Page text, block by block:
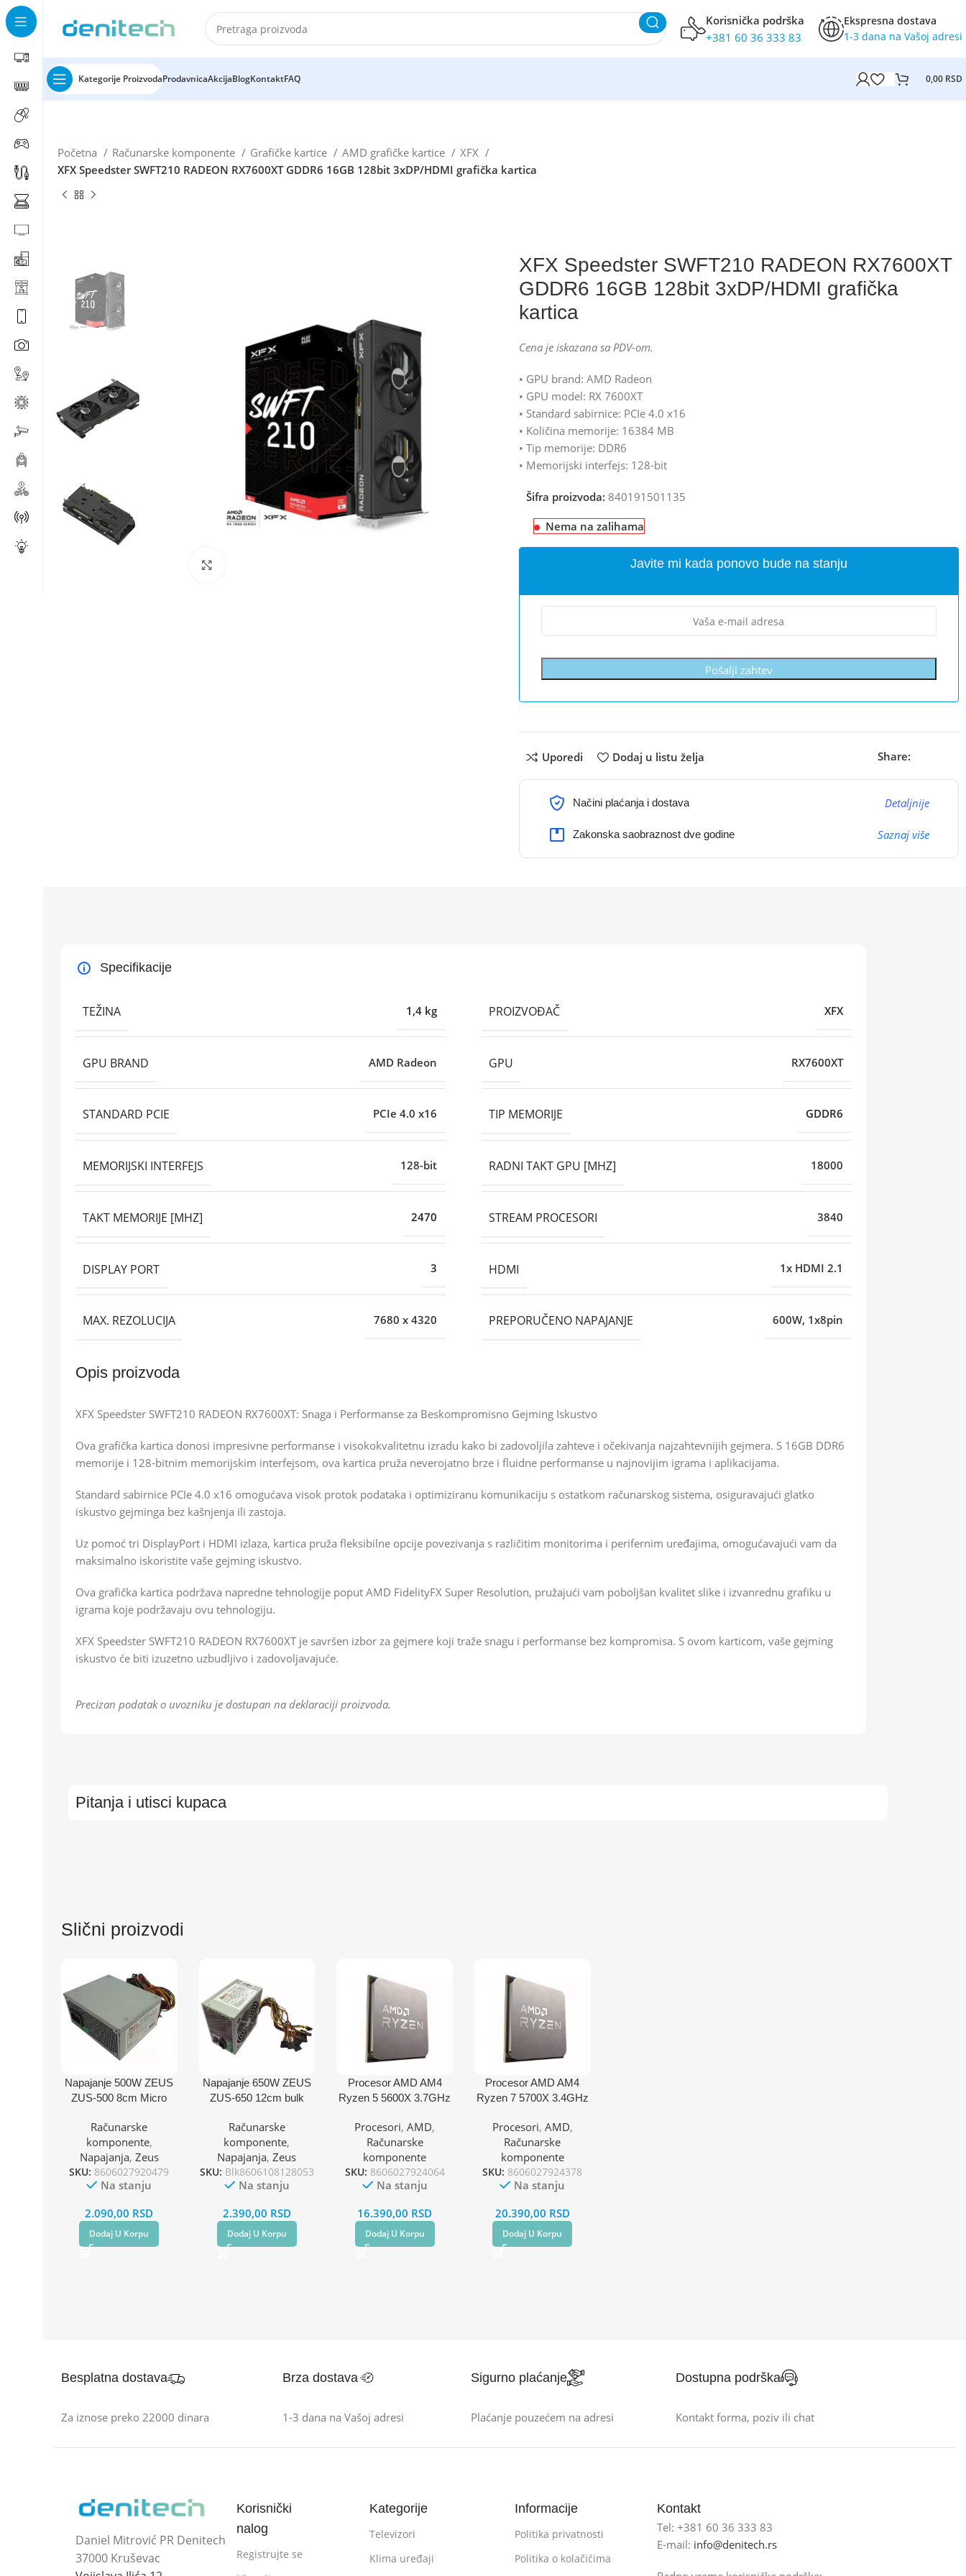
Korisnička podrška
+381 60 36 333 83
Ekspresna dostava
1-3 dana na Vašoj adresi
Kategorije ProizvodaProdavnicaAkcijaBlogKontaktFAQ 0,00 RSD
Početna Računarske komponente Grafičke kartice AMD grafičke kartice
XFX
XFX Speedster SWFT210 RADEON RX7600XT GDDR6 16GB 128bit 3xDP/HDMI grafička kartica
XFX Speedster SWFT210 RADEON RX7600XT
GDDR6 16GB 128bit 3xDP/HDMI grafička
kartica
Cena je iskazana sa PDV-om.
• GPU brand: AMD Radeon
• GPU model: RX 7600XT
• Standard sabirnice: PCIe 4.0 x16
• Količina memorije: 16384 MB
• Tip memorije: DDR6
• Memorijski interfejs: 128-bit
Šifra proizvoda: 840191501135
Nema na zalihama
Javite mi kada ponovo bude na stanju
Pošalji zahtev
Uporedi Dodaj u listu želja Share:
Načini plaćanja i dostava Detaljnije
Zakonska saobraznost dve godine Saznaj više
Specifikacije
TEŽINA 1,4 kg PROIZVOĐAČ XFX
GPU BRAND AMD Radeon GPU RX7600XT
STANDARD PCIE PCIe 4.0 x16 TIP MEMORIJE GDDR6
MEMORIJSKI INTERFEJS 128-bit RADNI TAKT GPU [MHZ] 18000
TAKT MEMORIJE [MHZ] 2470 STREAM PROCESORI 3840
DISPLAY PORT 3 HDMI 1x HDMI 2.1
MAX. REZOLUCIJA 7680 x 4320 PREPORUČENO NAPAJANJE 600W, 1x8pin
Opis proizvoda
XFX Speedster SWFT210 RADEON RX7600XT: Snaga i Performanse za Beskompromisno Gejming Iskustvo
Ova grafička kartica donosi impresivne performanse i visokokvalitetnu izradu kako bi zadovoljila zahteve i očekivanja najzahtevnijih gejmera. S 16GB DDR6
memorije i 128-bitnim memorijskim interfejsom, ova kartica pruža neverojatno brze i fluidne performanse u najnovijim igrama i aplikacijama.
Standard sabirnice PCIe 4.0 x16 omogućava visok protok podataka i optimiziranu komunikaciju s ostatkom računarskog sistema, osiguravajući glatko
iskustvo gejminga bez kašnjenja ili zastoja.
Uz pomoć tri DisplayPort i HDMI izlaza, kartica pruža fleksibilne opcije povezivanja s različitim monitorima i perifernim uređajima, omogućavajući vam da
maksimalno iskoristite vaše gejming iskustvo.
Ova grafička kartica podržava napredne tehnologije poput AMD FidelityFX Super Resolution, pružajući vam poboljšan kvalitet slike i izvanrednu grafiku u
igrama koje podržavaju ovu tehnologiju.
XFX Speedster SWFT210 RADEON RX7600XT je savršen izbor za gejmere koji traže snagu i performanse bez kompromisa. S ovom karticom, vaše gejming
iskustvo će biti izuzetno uzbudljivo i zadovoljavajuće.
Precizan podatak o uvozniku je dostupan na deklaraciji proizvoda.
Pitanja i utisci kupaca
Slični proizvodi
Napajanje 500W ZEUS
ZUS-500 8cm Micro
Računarske
komponente,
Napajanja, Zeus
SKU: 8606027920479
Na stanju
2.090,00 RSD
Dodaj U Korpu
Napajanje 650W ZEUS
ZUS-650 12cm bulk
Računarske
komponente,
Napajanja,Zeus
SKU: Blk8606108128053
Na stanju
2.390,00 RSD
Dodaj U Korpu
Procesor AMD AM4
Ryzen 5 5600X 3.7GHz
Procesori,AMD,
Računarske
komponente
SKU: 8606027924064
Na stanju
16.390,00 RSD
Dodaj U Korpu
Procesor AMD AM4
Ryzen 7 5700X 3.4GHz
Procesori, AMD,
Računarske
komponente
SKU: 8606027924378
Na stanju
20.390,00 RSD
Dodaj U Korpu
Besplatna dostava
Za iznose preko 22000 dinara
Brza dostava
1-3 dana na Vašoj adresi
Sigurno plaćanje
Plaćanje pouzećem na adresi
Dostupna podrška
Kontakt forma, poziv ili chat
Daniel Mitrović PR Denitech
37000 Kruševac
Korisnički
nalog
Registrujte se
Kategorije
Televizori
Klima uređaji
Informacije
Politika privatnosti
Politika o kolačićima
Kontakt
Tel: +381 60 36 333 83
E-mail: info@denitech.rs